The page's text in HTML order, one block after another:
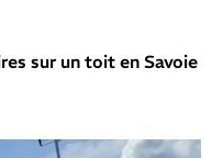
sur un toit en Savoie